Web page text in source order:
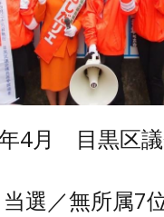
4月　目黒区
選／無所属7